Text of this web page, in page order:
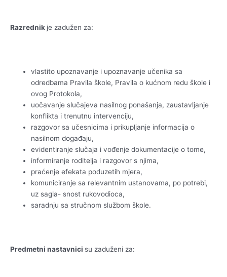
Razrednik je zadužen za:
vlastito upoznavanje i upoznavanje učenika sa
odredbama Pravila škole, Pravila o kućnom redu škole i
ovog Protokola,
uočavanje slučajeva nasilnog ponašanja, zaustavljanje
konflikta i trenutnu intervenciju,
razgovor sa učesnicima i prikupljanje informacija o
nasilnom događaju,
evidentiranje slučaja i vođenje dokumentacije o tome,
informiranje roditelja i razgovor s njima,
praćenje efekata poduzetih mjera,
komuniciranje sa relevantnim ustanovama, po potrebi,
uz sagla- snost rukovodioca,
saradnju sa stručnom službom škole.
Predmetni nastavnici su zaduženi za: